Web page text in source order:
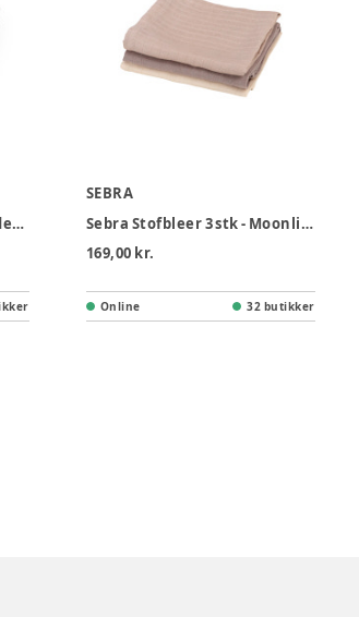
Sebra Stofbleer 3 stk - Powder Blossom Rose
SEBRA
Sebra Stofbleer 3 stk - Moonlight Beige
169,00 kr.
Online 32 butikker